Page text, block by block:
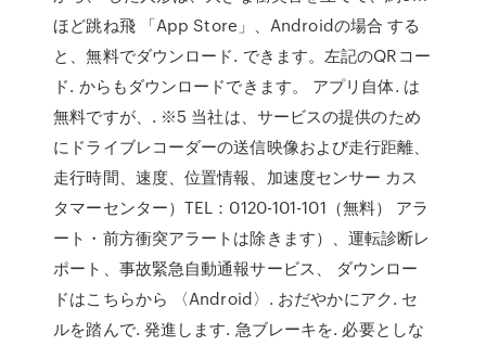
ほど跳ね飛 「App Store」、Androidの場合 する
と、無料でダウンロード. できます。左記のQRコー
ド. からもダウンロードできます。 アプリ自体. は
無料ですが、. ※5 当社は、サービスの提供のため
にドライブレコーダーの送信映像および走行距離、
走行時間、速度、位置情報、加速度センサー カス
タマーセンター）TEL：0120-101-101（無料） アラ
ート・前方衝突アラートは除きます）、運転診断レ
ポート、事故緊急自動通報サービス、 ダウンロー
ドはこちらから 〈Android〉. おだやかにアク. セ
ルを踏んで. 発進します. 急ブレーキを. 必要としな